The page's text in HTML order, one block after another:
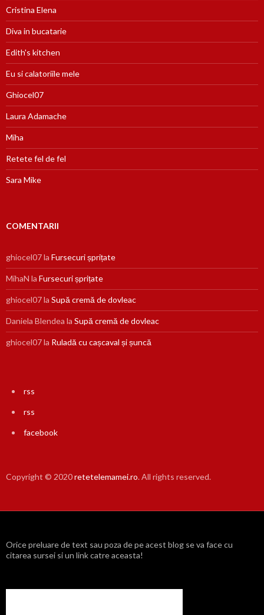
Cristina Elena
Diva in bucatarie
Edith's kitchen
Eu si calatoriile mele
Ghiocel07
Laura Adamache
Miha
Retete fel de fel
Sara Mike
COMENTARII
ghiocel07la Fursecuri șprițate
MihaN la Fursecuri șprițate
ghiocel07la Supă cremă de dovleac
Daniela Blendea la Supă cremă de dovleac
ghiocel07la Ruladă cu cașcaval și șuncă
rss
rss
facebook
Copyright © 2020retetelemamei.ro. All rights reserved.
Orice preluare de text sau poza de pe acest blog se va face cu
citarea sursei si un link catre aceasta!